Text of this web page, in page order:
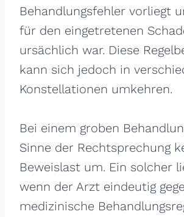
Behandlungsfehler vorliegt
für den eingetretenen
ursächlich war. Diese
kann sich jedoch in
Konstellationen umkehren.
Bei einem groben
Sinne der Rechtsprechung
Beweislast um. Ein solcher
wenn der Arzt eindeutig
medizinische